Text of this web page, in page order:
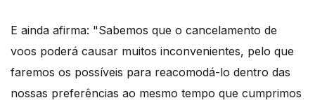
E ainda afirma: "Sabemos que o cancelamento de
voos poderá causar muitos inconvenientes, pelo que
faremos os possíveis para reacomodá-lo dentro das
nossas preferências ao mesmo tempo que cumprimos